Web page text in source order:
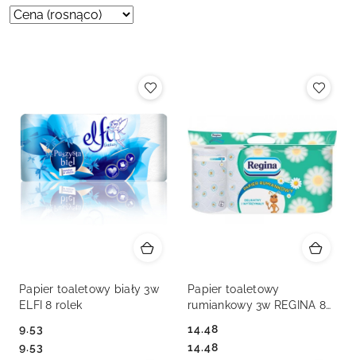
Zastosowano
Sortuj
Papier toaletowy biały 3w
ELFI 8 rolek
Cena:
9.53
Cena:
9.53
Papier toaletowy
rumiankowy 3w REGINA 8
Cena:
14.48
Cena:
14.48